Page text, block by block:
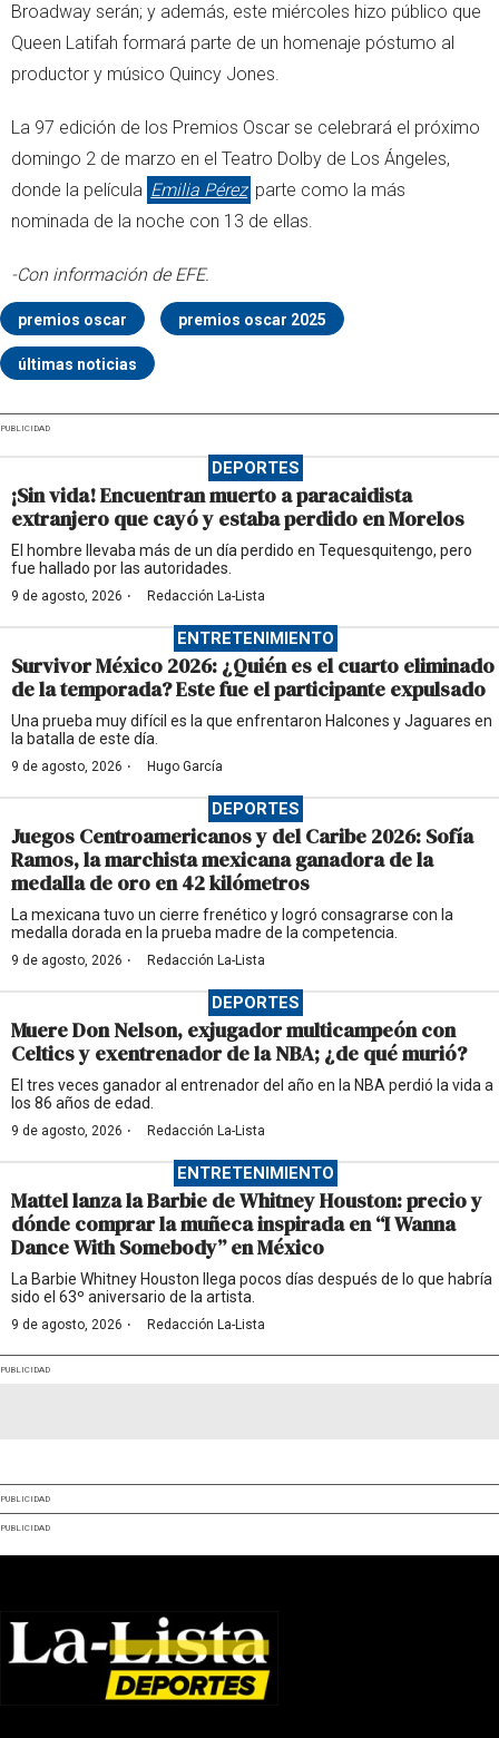
Broadway serán; y además, este miércoles hizo público que
Queen Latifah formará parte de un homenaje póstumo al
productor y músico Quincy Jones.
La 97 edición de los Premios Oscar se celebrará el próximo
domingo 2 de marzo en el Teatro Dolby de Los Ángeles,
donde la película Emilia Pérez parte como la más
nominada de la noche con 13 de ellas.
-Con información de EFE.
premios oscar premios oscar 2025
últimas noticias
PUBLICIDAD
DEPORTES
¡Sin vida! Encuentran muerto a paracaidista
extranjero que cayó y estaba perdido en Morelos
El hombre llevaba más de un día perdido en Tequesquitengo, pero
fue hallado por las autoridades.
9 de agosto, 2026 · Redacción La-Lista
ENTRETENIMIENTO
Survivor México 2026: ¿Quién es el cuarto eliminado
de la temporada? Este fue el participante expulsado
Una prueba muy difícil es la que enfrentaron Halcones y Jaguares en
la batalla de este día.
9 de agosto, 2026 · Hugo García
DEPORTES
Juegos Centroamericanos y del Caribe 2026: Sofía
Ramos, la marchista mexicana ganadora de la
medalla de oro en 42 kilómetros
La mexicana tuvo un cierre frenético y logró consagrarse con la
medalla dorada en la prueba madre de la competencia.
9 de agosto, 2026 · Redacción La-Lista
DEPORTES
Muere Don Nelson, exjugador multicampeón con
Celtics y exentrenador de la NBA; ¿de qué murió?
El tres veces ganador al entrenador del año en la NBA perdió la vida a
los 86 años de edad.
9 de agosto, 2026 · Redacción La-Lista
ENTRETENIMIENTO
Mattel lanza la Barbie de Whitney Houston: precio y
dónde comprar la muñeca inspirada en “I Wanna
Dance With Somebody” en México
La Barbie Whitney Houston llega pocos días después de lo que habría
sido el 63º aniversario de la artista.
9 de agosto, 2026 · Redacción La-Lista
PUBLICIDAD
PUBLICIDAD
PUBLICIDAD